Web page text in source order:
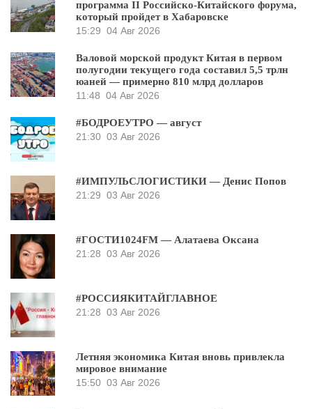
программа II Российско-Китайского форума,
который пройдет в Хабаровске
15:29 04 Авг 2026
Валовой морской продукт Китая в первом
полугодии текущего года составил 5,5 трлн
юаней — примерно 810 млрд долларов
11:48 04 Авг 2026
#БОДРОЕУТРО — август
21:30 03 Авг 2026
#ИМПУЛЬСЛОГИСТИКИ — Денис Попов
21:29 03 Авг 2026
#ГОСТИ1024FM — Алатаева Оксана
21:28 03 Авг 2026
#РОССИЯКИТАЙГЛАВНОЕ
21:28 03 Авг 2026
Летняя экономика Китая вновь привлекла
мировое внимание
15:50 03 Авг 2026